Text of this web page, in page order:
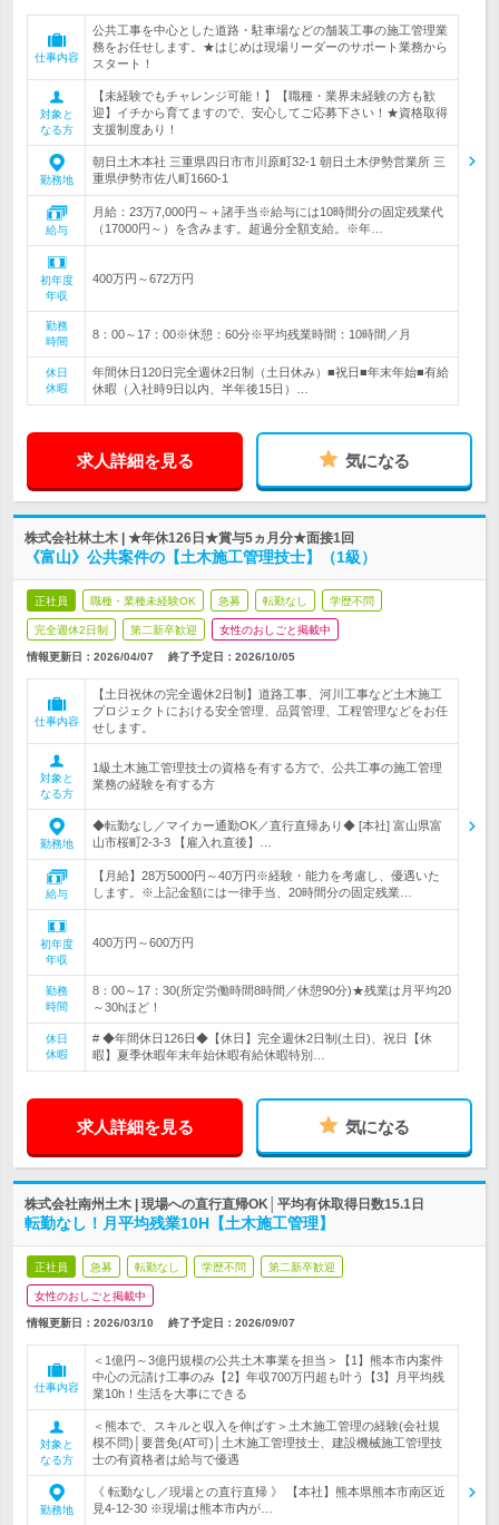
仕事内容
公共工事を中心とした道路・駐車場などの舗装工事の施工管理業
務をお任せします。★はじめは現場リーダーのサポート業務から
スタート！
対象と
なる方
【未経験でもチャレンジ可能！】【職種・業界未経験の方も歓
迎】イチから育てますので、安心してご応募下さい！★資格取得
支援制度あり！
勤務地
朝日土木本社 三重県四日市市川原町32-1 朝日土木伊勢営業所 三
重県伊勢市佐八町1660-1
給与
月給：23万7,000円～＋諸手当※給与には10時間分の固定残業代
（17000円～）を含みます。超過分全額支給。※年…
初年度
年収
400万円～672万円
勤務
時間
8：00～17：00※休憩：60分※平均残業時間：10時間／月
休日
休暇
年間休日120日完全週休2日制（土日休み）■祝日■年末年始■有給
休暇（入社時9日以内、半年後15日）…
求人詳細を見る 気になる
株式会社林土木 | ★年休126日★賞与5ヵ月分★面接1回
《富山》公共案件の【土木施工管理技士】（1級）
正社員 職種・業種未経験OK 急募 転勤なし 学歴不問
完全週休2日制 第二新卒歓迎 女性のおしごと掲載中
情報更新日：2026/04/07 終了予定日： 2026/10/05
仕事内容
【土日祝休の完全週休2日制】道路工事、河川工事など土木施工
プロジェクトにおける安全管理、品質管理、工程管理などをお任
せします。
対象と
なる方
1級土木施工管理技士の資格を有する方で、公共工事の施工管理
業務の経験を有する方
勤務地
◆転勤なし／マイカー通勤OK／直行直帰あり◆ [本社] 富山県富
山市桜町2-3-3 【雇入れ直後】…
給与
【月給】28万5000円～40万円※経験・能力を考慮し、優遇いた
します。※上記金額には一律手当、20時間分の固定残業…
初年度
年収
400万円～600万円
勤務
時間
8：00～17：30(所定労働時間8時間／休憩90分)★残業は月平均20
～30hほど！
休日
休暇
# ◆年間休日126日◆【休日】完全週休2日制(土日)、祝日【休
暇】夏季休暇年末年始休暇有給休暇特別…
求人詳細を見る 気になる
株式会社南州土木 | 現場への直行直帰OK│平均有休取得日数15.1日
転勤なし！月平均残業10H【土木施工管理】
正社員 急募 転勤なし 学歴不問 第二新卒歓迎
女性のおしごと掲載中
情報更新日：2026/03/10 終了予定日： 2026/09/07
仕事内容
＜1億円～3億円規模の公共土木事業を担当＞【1】熊本市内案件
中心の元請け工事のみ【2】年収700万円超も叶う【3】月平均残
業10h！生活を大事にできる
対象と
なる方
＜熊本で、スキルと収入を伸ばす＞土木施工管理の経験(会社規
模不問)│要普免(AT可)│土木施工管理技士、建設機械施工管理技
士の有資格者は給与で優遇
勤務地
《 転勤なし／現場との直行直帰 》 【本社】熊本県熊本市南区近
見4-12-30 ※現場は熊本市内が…